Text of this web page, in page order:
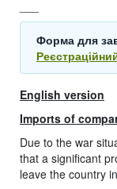
Форма для
English version
Imports of
Due to the war
that a significant
leave the country